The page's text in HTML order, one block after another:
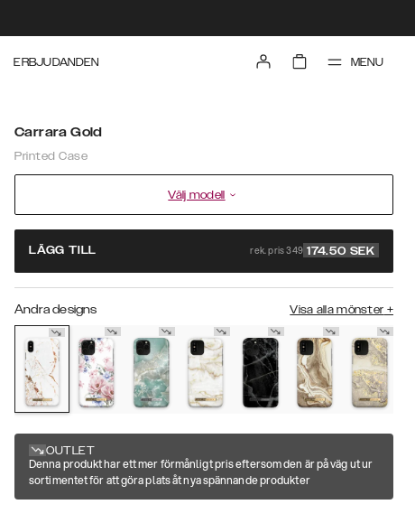
ERBJUDANDEN MENU
Carrara Gold
Printed Case
Välj modell
LÄGG TILL rek. pris 349 174.50 SEK
Andra designs Visa alla mönster +
OUTLET
Denna produkt har ett mer förmånligt pris eftersom den är på väg ut ur
sortimentet för att göra plats åt nya spännande produkter